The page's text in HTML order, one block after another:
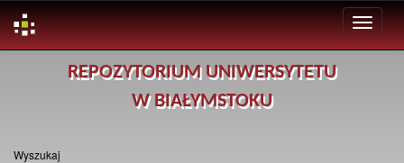
REPOZYTORIUM UNIWERSYTETU
W BIAŁYMSTOKU
Wyszukaj